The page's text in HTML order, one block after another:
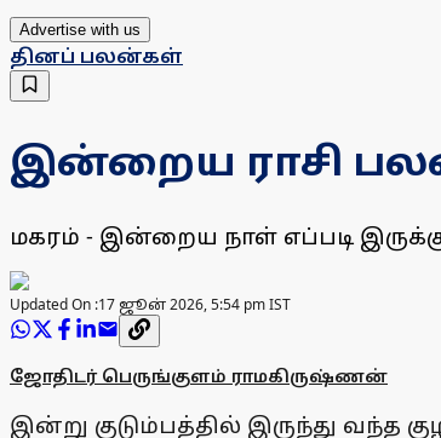
Advertise with us
தினப் பலன்கள்
இன்றைய ராசி பலன்
மகரம் - இன்றைய நாள் எப்படி
Updated On :17 ஜூன் 2026, 5:54 pm IST
ஜோதிடர் பெருங்குளம் ராமகிருஷ்ணன்
இன்று குடும்பத்தில் இருந்து